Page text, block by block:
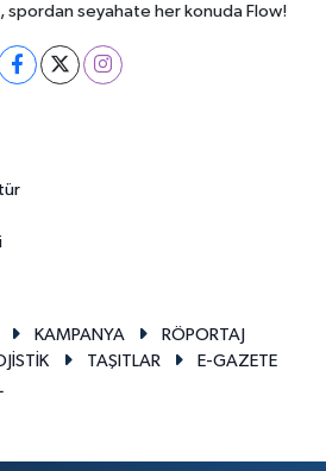
spordan seyahate her konuda Flow!
KAMPANYA
RÖPORTAJ
TAŞITLAR
E-GAZETE